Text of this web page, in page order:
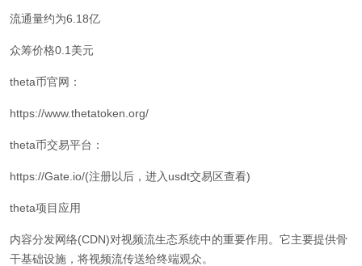
流通量约为6.18亿
众筹价格0.1美元
theta币官网：
https://www.thetatoken.org/
theta币交易平台：
https://Gate.io/(注册以后，进入usdt交易区查看)
theta项目应用
内容分发网络(CDN)对视频流生态系统中的重要作用。它主要提供骨
干基础设施，将视频流传送给终端观众。